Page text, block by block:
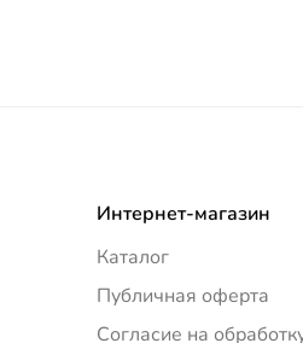
Интернет-магазин
Каталог
Публичная оферта
Согласие на